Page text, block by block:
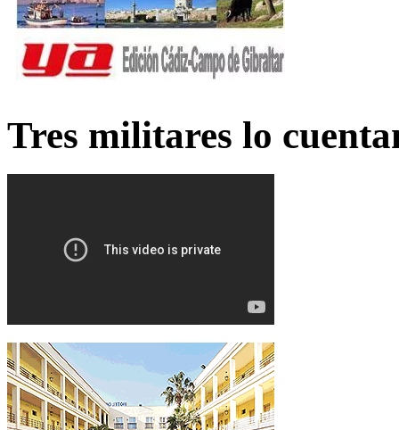
Tres militares lo